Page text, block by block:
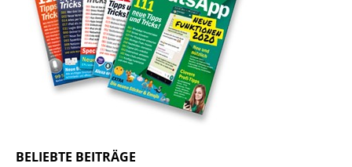
BELIEBTE BEITRÄGE